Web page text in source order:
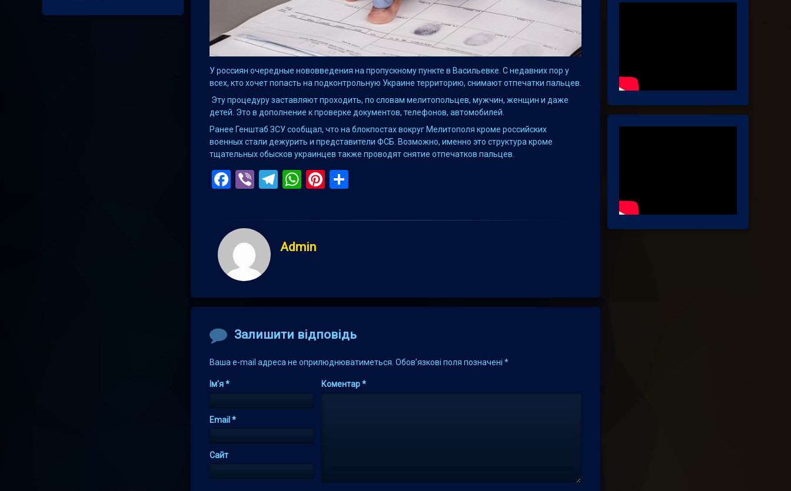
У россиян очередные нововведения на пропускному пункте в Васильевке. С недавних пор у
всех, кто хочет попасть на подконтрольную Украине территорию, снимают отпечатки пальцев.
Эту процедуру заставляют проходить, по словам мелитопольцев, мужчин, женщин и даже
детей. Это в дополнение к проверке документов, телефонов, автомобилей.
Ранее Генштаб ЗСУ сообщал, что на блокпостах вокруг Мелитополя кроме российских
военных стали дежурить и представители ФСБ. Возможно, именно это структура кроме
тщательных обысков украинцев также проводят снятие отпечатков пальцев.
Facebook
ViberTelegram
WhatsApp
Pinterest
Admin
Comments
Залишити відповідь
Ваша e-mail адреса не оприлюднюватиметься. Обов’язкові поля позначені *
Коментар*
Ім'я*
Email*
Сайт